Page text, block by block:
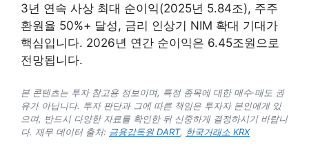
3년 연속 사상 최대 순이익(2025년 5.84조), 주주
환원율 50%+ 달성, 금리 인상기 NIM 확대 기대가
핵심입니다. 2026년 연간 순이익은 6.45조원으로
전망됩니다.
본 콘텐츠는 투자 참고용 정보이며, 특정 종목에 대한 매수·매도 권
유가 아닙니다. 투자 판단과 그에 따른 책임은 투자자 본인에게 있
으며, 반드시 다양한 자료를 확인한 뒤 신중하게 결정하시기 바랍니
다. 재무 데이터 출처: 금융감독원 DART, 한국거래소 KRX